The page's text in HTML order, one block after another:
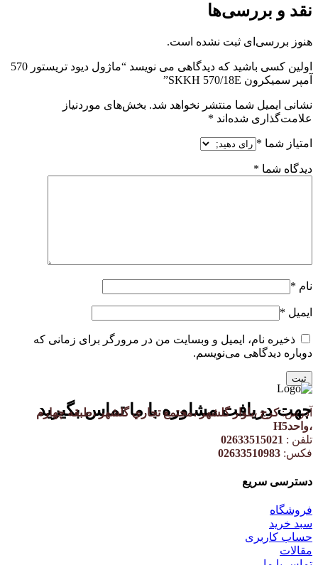
نقد و بررسی‌ها
هنوز بررسی‌ای ثبت نشده است.
اولین کسی باشید که دیدگاهی می نویسد “ماژول دیود تریستور 570
آمپر سمیکرون SKKH 570/18E”
نشانی ایمیل شما منتشر نخواهد شد. بخش‌های موردنیاز
علامت‌گذاری شده‌اند *
امتیاز شما *
دیدگاه شما *
نام *
ایمیل *
ذخیره نام، ایمیل و وبسایت من در مرورگر برای زمانی که
دوباره دیدگاهی می‌نویسم.
جهت دریافت مشاوره با ما تماس بگیرید
آدرس:کرج ،بلوار گلشهر ،مجتمع تجاري گلشهر ،طبقه چهارم
،واحدH5
تلفن : 02633515021
فکس: 02633510983
دسترسی سریع
فروشگاه
سبد خرید
حساب کاربری
مقالات